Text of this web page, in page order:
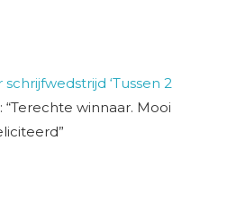
‘Tussen 2
: “Terechte winnaar. Mooi
”